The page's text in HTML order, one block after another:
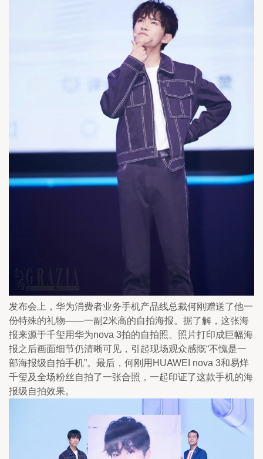
发布会上，华为消费者业务手机产品线总裁何刚赠送了他一
份特殊的礼物——一副2米高的自拍海报。据了解，这张海
报来源于千玺用华为nova 3拍的自拍照。照片打印成巨幅海
报之后画面细节仍清晰可见，引起现场观众感慨“不愧是一
部海报级自拍手机”。最后，何刚用HUAWEI nova 3和易烊
千玺及全场粉丝自拍了一张合照，一起印证了这款手机的海
报级自拍效果。